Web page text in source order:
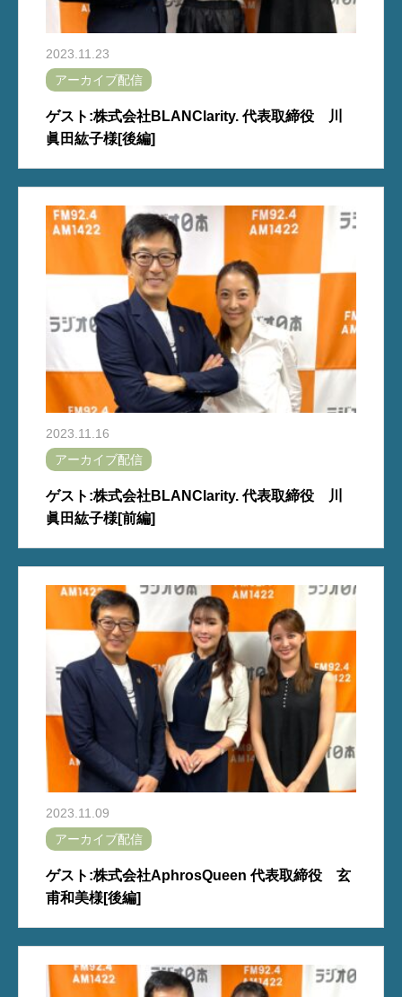
2023.11.23
アーカイブ配信
ゲスト:株式会社BLANClarity. 代表取締役 川
眞田紘子様[後編]
2023.11.16
アーカイブ配信
ゲスト:株式会社BLANClarity. 代表取締役 川
眞田紘子様[前編]
2023.11.09
アーカイブ配信
ゲスト:株式会社AphrosQueen 代表取締役 玄
甫和美様[後編]